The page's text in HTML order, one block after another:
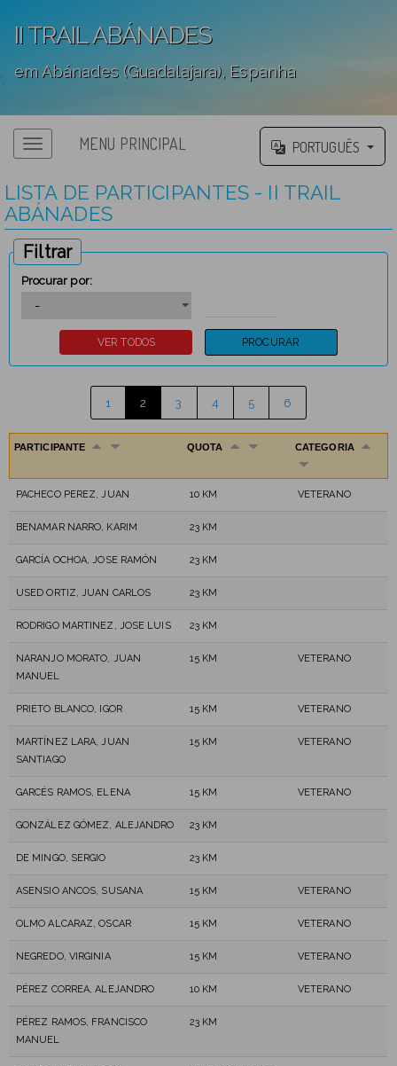
II TRAIL ABÁNADES
em Abánades (Guadalajara), Espanha
';
MENU PRINCIPAL PORTUGUÊS
LISTA DE PARTICIPANTES - II TRAIL
ABÁNADES
Filtrar
Procurar por:
1 2 3 4 5 6
PARTICIPANTE QUOTA CATEGORIA
PACHECO PEREZ, JUAN 10 KM VETERANO
BENAMAR NARRO, KARIM 23 KM
GARCÍA OCHOA, JOSE RAMÓN 23 KM
USED ORTIZ, JUAN CARLOS 23 KM
RODRIGO MARTINEZ, JOSE LUIS 23 KM
NARANJO MORATO, JUAN
MANUEL
15 KM VETERANO
PRIETO BLANCO, IGOR 15 KM VETERANO
MARTÍNEZ LARA, JUAN
SANTIAGO
15 KM VETERANO
GARCÉS RAMOS, ELENA 15 KM VETERANO
GONZÁLEZ GÓMEZ, ALEJANDRO 23 KM
DE MINGO, SERGIO 23 KM
ASENSIO ANCOS, SUSANA 15 KM VETERANO
OLMO ALCARAZ, OSCAR 15 KM VETERANO
NEGREDO, VIRGINIA 15 KM VETERANO
PÉREZ CORREA, ALEJANDRO 10 KM VETERANO
PÉREZ RAMOS, FRANCISCO
MANUEL
23 KM